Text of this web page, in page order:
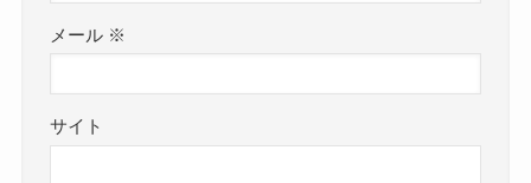
メール ※
サイト